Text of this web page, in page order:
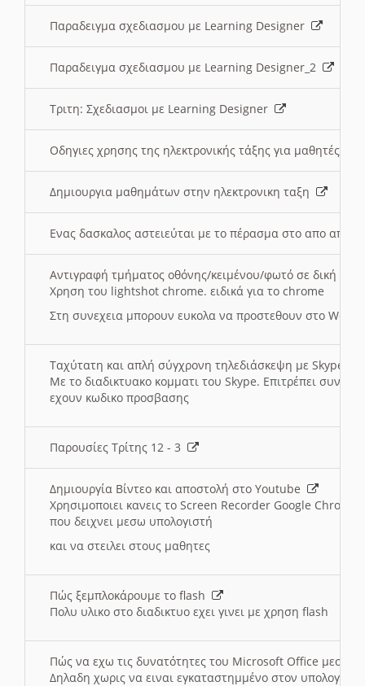
Παραδειγμα σχεδιασμου με Learning Designer
Παραδειγμα σχεδιασμου με Learning Designer_2
Τριτη: Σχεδιασμοι με Learning Designer
Οδηγιες χρησης της ηλεκτρονικής τάξης για μαθητές
Δημιουργια μαθημάτων στην ηλεκτρονικη ταξη
Ενας δασκαλος αστειεύται με το πέρασμα στο απο
Αντιγραφή τμήματος οθόνης/κειμένου/φωτό σε δική
Χρηση του lightshot chrome. ειδικά για το chrome
Στη συνεχεια μπορουν ευκολα να προστεθουν στο Word
Ταχύτατη και απλή σύγχρονη τηλεδιάσκεψη με Skype
Με το διαδικτυακο κομματι του Skype. Επιτρέπει
εχουν κωδικο προσβασης
Παρουσίες Τρίτης 12 - 3
Δημιουργία Βίντεο και αποστολή στο Youtube
Χρησιμοποιει κανεις το Screen Recorder Google Chrome
που δειχνει μεσω υπολογιστή
και να στειλει στους μαθητες
Πώς ξεμπλοκάρουμε το flash
Πολυ υλικο στο διαδικτυο εχει γινει με χρηση flash
Πώς να εχω τις δυνατότητες του Microsoft Office μεσω
Δηλαδη χωρις να ειναι εγκαταστημμένο στον